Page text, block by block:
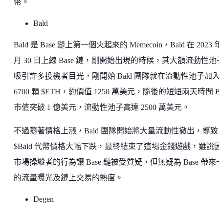
Bald
Bald 是 Base 鏈上第一個火起來的 Memecoin，Bald 在 2023
月 30 日上線 Base 鏈，剛開始出現的時候，其大額流動性池
吸引許多投機者目光，剛開始 Bald 團隊就在流動性池子加
6700 顆 $ETH，約價值 1250 萬美元，隨後的短短兩天時間
市值突破 1 億美元，流動性池子高達 2500 萬美元。
不過隨著價格上漲，Bald 團隊開始將大量流動性撤出，導致
$Bald 代幣價格大幅下跌，最終結束了這場金錢遊戲，雖說
市場操縱者的行為讓 Base 鏈被受質疑，但無疑為 Base 帶來
的流量曝光及鏈上交易的熱度。
Degen